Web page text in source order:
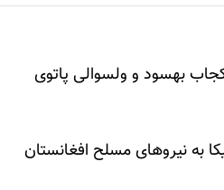
بهسود و ولسوالی پاتوی
به نیروهای مسلح افغانستان